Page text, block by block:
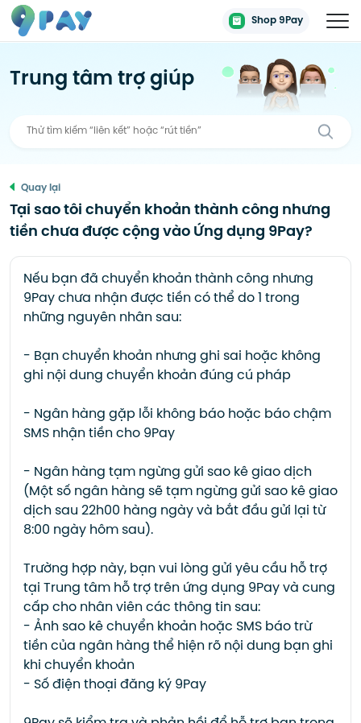
Shop 9Pay
Trung tâm trợ giúp
Quay lại
Tại sao tôi chuyển khoản thành công nhưng
tiền chưa được cộng vào Ứng dụng 9Pay?
Nếu bạn đã chuyển khoản thành công nhưng
9Pay chưa nhận được tiền có thể do 1 trong
những nguyên nhân sau:
- Bạn chuyển khoản nhưng ghi sai hoặc không
ghi nội dung chuyển khoản đúng cú pháp
- Ngân hàng gặp lỗi không báo hoặc báo chậm
SMS nhận tiền cho 9Pay
- Ngân hàng tạm ngừng gửi sao kê giao dịch
(Một số ngân hàng sẽ tạm ngừng gửi sao kê giao
dịch sau 22h00 hàng ngày và bắt đầu gửi lại từ
8:00 ngày hôm sau).
Trường hợp này, bạn vui lòng gửi yêu cầu hỗ trợ
tại Trung tâm hỗ trợ trên ứng dụng 9Pay và cung
cấp cho nhân viên các thông tin sau:
- Ảnh sao kê chuyển khoản hoặc SMS báo trừ
tiền của ngân hàng thể hiện rõ nội dung bạn ghi
khi chuyển khoản
- Số điện thoại đăng ký 9Pay